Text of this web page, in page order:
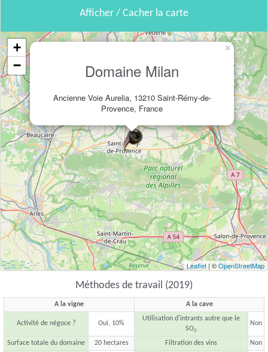
Afficher / Cacher la carte
Domaine Milan
Ancienne Voie Aurelia, 13210 Saint-Rémy-de-
Provence, France
×
+
−
Leaflet | ©OpenStreetMap
Méthodes de travail (2019)
A la vigne A la cave
Activité de négoce ? Oui, 10%
Utilisation d'intrants autre que le
SO2
Non
Surface totale du domaine 20 hectares Filtration des vins
Non